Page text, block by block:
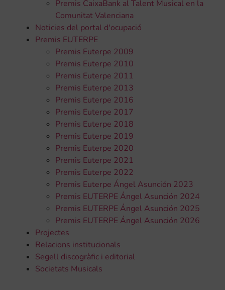
Premis CaixaBank al Talent Musical en la
Comunitat Valenciana
Noticies del portal d'ocupació
Premis EUTERPE
Premis Euterpe 2009
Premis Euterpe 2010
Premis Euterpe 2011
Premis Euterpe 2013
Premis Euterpe 2016
Premis Euterpe 2017
Premis Euterpe 2018
Premis Euterpe 2019
Premis Euterpe 2020
Premis Euterpe 2021
Premis Euterpe 2022
Premis Euterpe Ángel Asunción 2023
Premis EUTERPE Ángel Asunción 2024
Premis EUTERPE Ángel Asunción 2025
Premis EUTERPE Ángel Asunción 2026
Projectes
Relacions institucionals
Segell discogràfic i editorial
Societats Musicals